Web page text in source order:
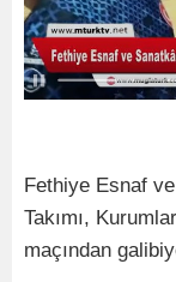
Fethiye Esnaf
Takımı,
maçından